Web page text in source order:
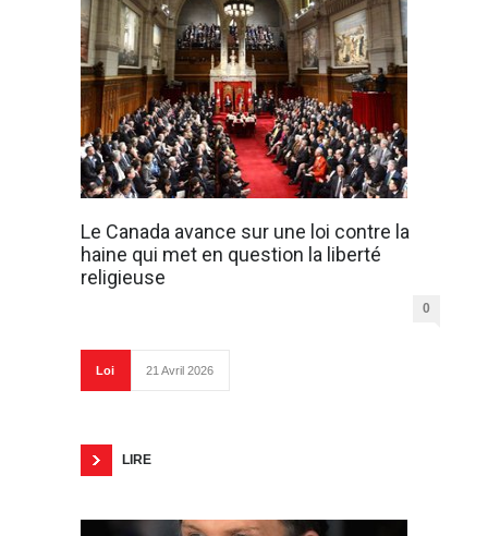
Le Canada avance sur une loi contre la
haine qui met en question la liberté
religieuse
0
Loi 21 Avril 2026
LIRE